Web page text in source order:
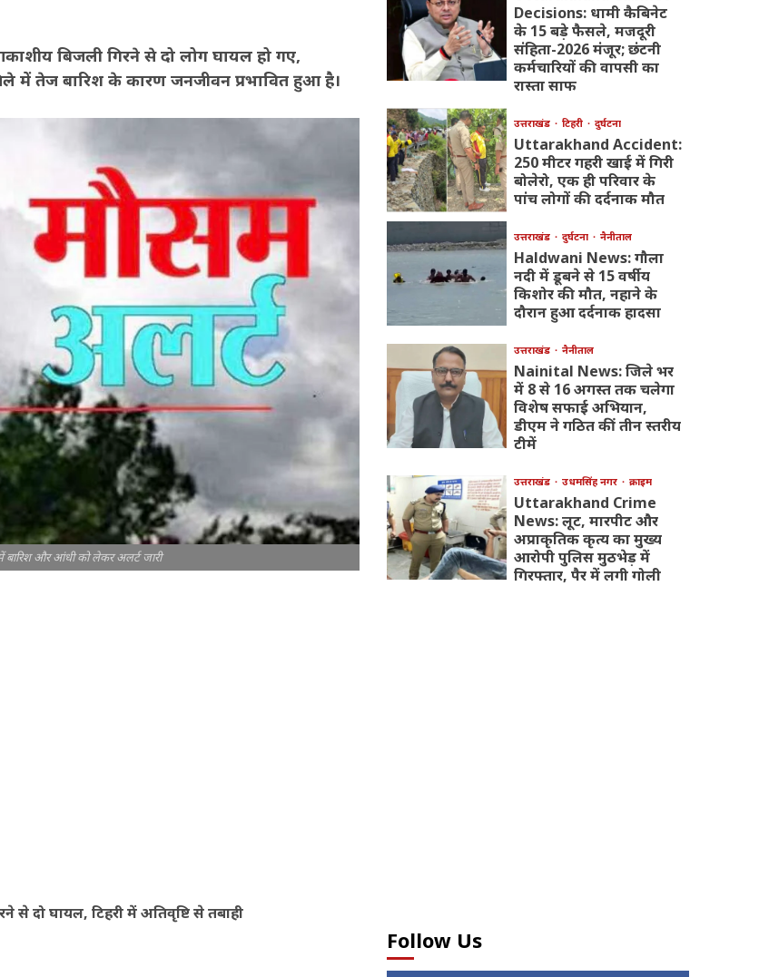
बिजली गिरने से दो लोग घायल हो गए,
में तेज बारिश के कारण जनजीवन प्रभावित हुआ है।
बारिश और आंधी को लेकर अलर्ट जारी
दो घायल, टिहरी में अतिवृष्टि से तबाही
Decisions: धामी कैबिनेट
के 15 बड़े फैसले, मजदूरी
संहिता-2026 मंजूर; छंटनी
कर्मचारियों की वापसी का
रास्ता साफ
उत्तराखंड टिहरी दुर्घटना
Uttarakhand Accident:
250 मीटर गहरी खाई में गिरी
बोलेरो, एक ही परिवार के
पांच लोगों की दर्दनाक मौत
उत्तराखंड दुर्घटना नैनीताल
Haldwani News: गौला
नदी में डूबने से 15 वर्षीय
किशोर की मौत, नहाने के
दौरान हुआ दर्दनाक हादसा
उत्तराखंड नैनीताल
Nainital News: जिले भर
में 8 से 16 अगस्त तक चलेगा
विशेष सफाई अभियान,
डीएम ने गठित कीं तीन स्तरीय
टीमें
उत्तराखंड उधमसिंह नगर क्राइम
Uttarakhand Crime
News: लूट, मारपीट और
अप्राकृतिक कृत्य का मुख्य
आरोपी पुलिस मुठभेड़ में
गिरफ्तार, पैर में लगी गोली
Follow Us